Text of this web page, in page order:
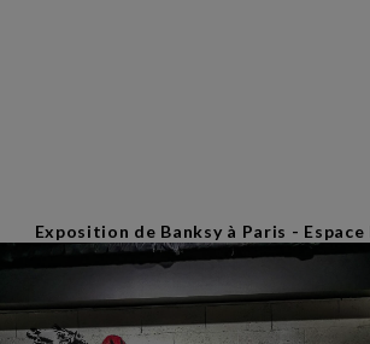
Exposition de Banksy à Paris -